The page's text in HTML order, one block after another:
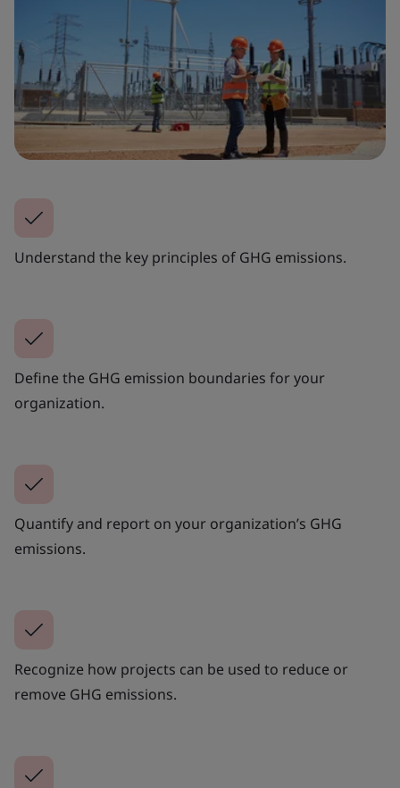
Understand the key principles of GHG emissions.
Define the GHG emission boundaries for your
organization.
Quantify and report on your organization’s GHG
emissions.
Recognize how projects can be used to reduce or
remove GHG emissions.